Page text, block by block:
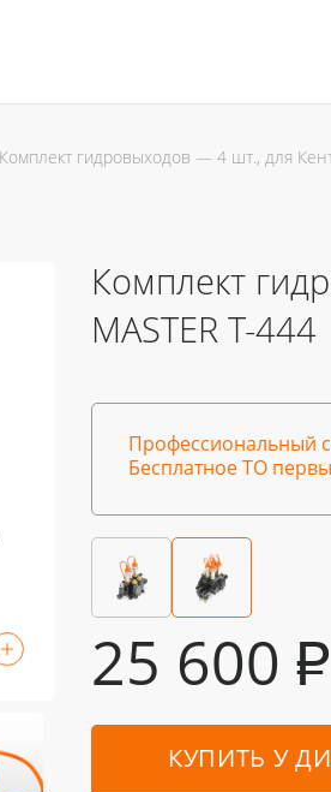
Комплект гидровыходов — 4 шт., для
Комплект
MASTER T-444
Профессиональный
Бесплатное ТО
25 600 ₽
КУПИТЬ У